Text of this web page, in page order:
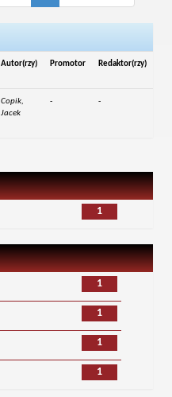
Autor(rzy) Promotor Redaktor(rzy)
Copik,
Jacek
- -
1
1
1
1
1